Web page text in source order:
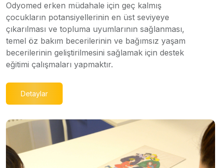
Odyomed erken müdahale için geç kalmış
çocukların potansiyellerinin en üst seviyeye
çıkarılması ve topluma uyumlarının sağlanması,
temel öz bakım becerilerinin ve bağımsız yaşam
becerilerinin geliştirilmesini sağlamak için destek
eğitimi çalışmaları yapmaktır.
Detaylar